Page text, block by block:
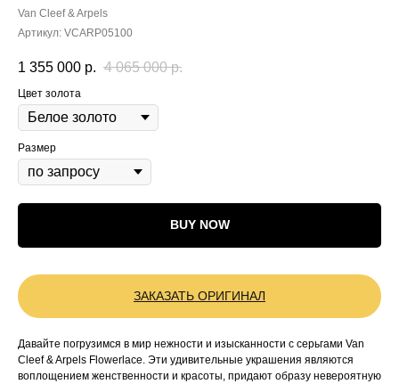
Van Cleef & Arpels
Артикул: VCARP05100
1 355 000 р. 4 065 000 р.
Цвет золота
Размер
BUY NOW
ЗАКАЗАТЬ ОРИГИНАЛ
Давайте погрузимся в мир нежности и изысканности с серьгами Van
Cleef & Arpels Flowerlace. Эти удивительные украшения являются
воплощением женственности и красоты, придают образу невероятную